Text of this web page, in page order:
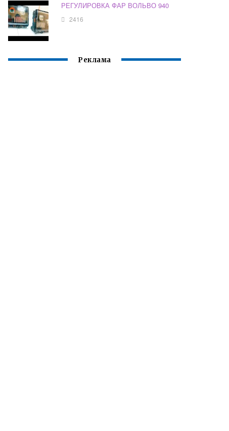
РЕГУЛИРОВКА ФАР ВОЛЬВО 940
2416
Реклама